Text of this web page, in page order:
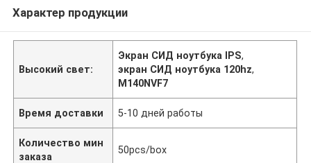
Характер продукции
Высокий свет:
Экран СИД ноутбука IPS,
экран СИД ноутбука 120hz,
M140NVF7
Время доставки 5-10 дней работы
Количество мин
заказа
50pcs/box